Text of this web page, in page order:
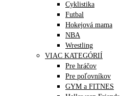
Cyklistika
Futbal
Hokejová mama
NBA
Wrestling
VIAC KATEGÓRIÍ
Pre hráčov
Pre poľovníkov
GYM a FITNES